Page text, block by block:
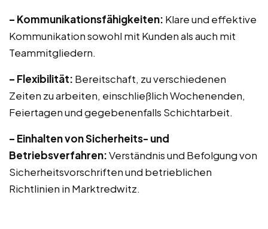
– Kommunikationsfähigkeiten: Klare und effektive
Kommunikation sowohl mit Kunden als auch mit
Teammitgliedern.
– Flexibilität: Bereitschaft, zu verschiedenen
Zeiten zu arbeiten, einschließlich Wochenenden,
Feiertagen und gegebenenfalls Schichtarbeit.
– Einhalten von Sicherheits- und
Betriebsverfahren:Verständnis und Befolgung von
Sicherheitsvorschriften und betrieblichen
Richtlinien in Marktredwitz.